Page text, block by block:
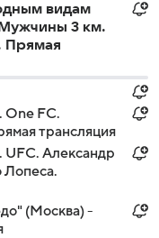
видам
3 км.
Прямая
One FC.
трансляция
Александр
Лопеса.
(Москва) -